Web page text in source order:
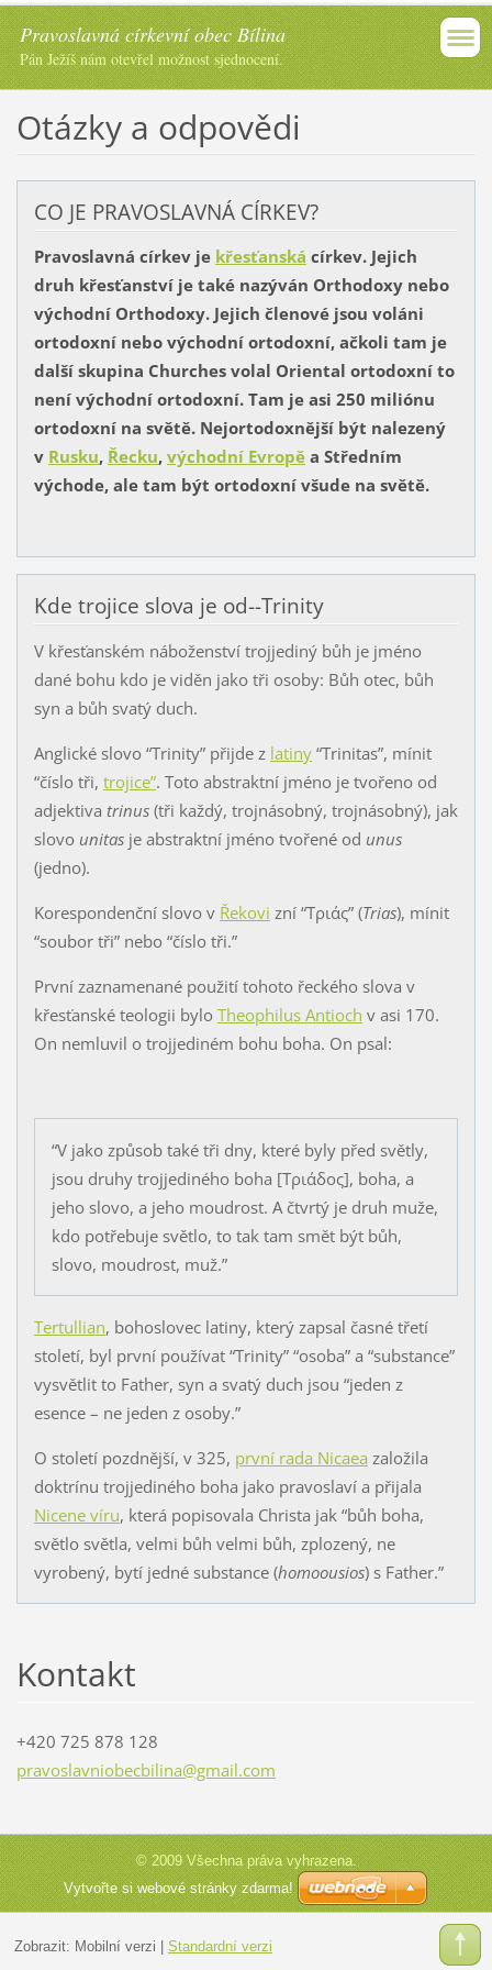
Pravoslavná církevní obec Bílina
Pán Ježíš nám otevřel možnost sjednocení.
Otázky a odpovědi
CO JE PRAVOSLAVNÁ CÍRKEV?
Pravoslavná církevje křesťanská církev. Jejich
druh křesťanství je také nazýván Orthodoxy nebo
východní Orthodoxy. Jejich členové jsou voláni
ortodoxní nebo východní ortodoxní, ačkoli tam je
další skupina Churches volal Oriental ortodoxní to
není východní ortodoxní. Tam je asi 250 miliónu
ortodoxní na světě. Nejortodoxnější být nalezený
v Rusku, Řecku, východní Evropěa Středním
východe, ale tam být ortodoxní všude na světě.
Kde trojice slova je od--Trinity
V křesťanském náboženství trojjediný bůh je jméno
dané bohu kdo je viděn jako tři osoby: Bůh otec, bůh
syn a bůh svatý duch.
Anglické slovo “Trinity” přijde z latiny“Trinitas”, mínit
“číslo tři, trojice”. Toto abstraktní jméno je tvořeno od
adjektiva trinus(tři každý, trojnásobný, trojnásobný), jak
slovo unitasje abstraktní jméno tvořené od unus
(jedno).
Korespondenční slovo v Řekovi zní “Τριάς” (Trias), mínit
“soubor tři” nebo “číslo tři.”
První zaznamenané použití tohoto řeckého slova v
křesťanské teologii bylo Theophilus Antioch v asi 170.
On nemluvil o trojjediném bohu boha. On psal:
“V jako způsob také tři dny, které byly před světly,
jsou druhy trojjediného boha [Τριάδος], boha, a
jeho slovo, a jeho moudrost. A čtvrtý je druh muže,
kdo potřebuje světlo, to tak tam smět být bůh,
slovo, moudrost, muž.”
Tertullian, bohoslovec latiny, který zapsal časné třetí
století, byl první používat “Trinity” “osoba” a “substance”
vysvětlit to Father, syn a svatý duch jsou “jeden z
esence – ne jeden z osoby.”
O století pozdnější, v 325, první rada Nicaea založila
doktrínu trojjediného boha jako pravoslaví a přijala
Nicene víru, která popisovala Christa jak “bůh boha,
světlo světla, velmi bůh velmi bůh, zplozený, ne
vyrobený, bytí jedné substance (homoousios) s Father.”
Kontakt
+420 725 878 128
pravoslavniobecbilina@gmail.com
© 2009 Všechna práva vyhrazena.
Vytvořte si webové stránky zdarma!
Zobrazit: Mobilní verzi Standardní verzi